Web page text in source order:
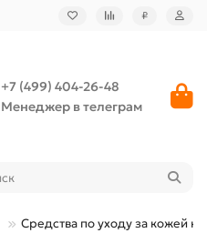
₽
+7 (499) 404-26-48
Менеджер в телеграм
Средства по уходу за кожей